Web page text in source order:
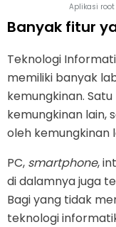
Aplikasi
Banyak fitur
Teknologi
memiliki banyak
kemungkinan.
kemungkinan lain,
oleh kemungkinan
PC, smartphone,
di dalamnya juga
Bagi yang tidak
teknologi